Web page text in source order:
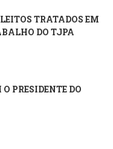
TRATADOS EM
DO TJPA
PRESIDENTE DO